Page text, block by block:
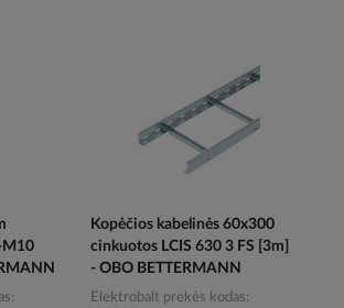
M10
Kopėčios kabelinės 60x300
cinkuotos LCIS 630 3 FS [3m]
- OBO BETTERMANN
Elektrobalt prekės kodas